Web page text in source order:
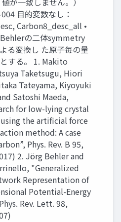
目的変数なし：
Carbon8_desc_all •
の二体symmetry
る変換し た原子毎の量
する。 1. Makito
Taketsugu, Hiori
Tateyama, Kiyoyuki
Satoshi Maeda,
for low-lying crystal
the artificial force
method: A case
Phys. Rev. B 95,
2. Jörg Behler and
"Generalized
Representation of
Potential-Energy
Rev. Lett. 98,